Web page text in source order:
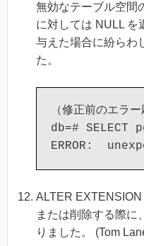
無効なテーブル空間
に対しては NULL を
与えた場合に紛らわ
た。
（修正前のエラー
db=#
ALTER
または削除する際に
りました。 (Tom